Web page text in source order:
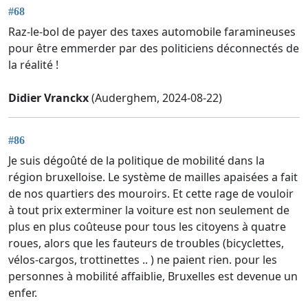
#68
Raz-le-bol de payer des taxes automobile faramineuses
pour être emmerder par des politiciens déconnectés de
la réalité !
Didier Vranckx(Auderghem, 2024-08-22)
#86
Je suis dégoûté de la politique de mobilité dans la
région bruxelloise. Le système de mailles apaisées a fait
de nos quartiers des mouroirs. Et cette rage de vouloir
à tout prix exterminer la voiture est non seulement de
plus en plus coûteuse pour tous les citoyens à quatre
roues, alors que les fauteurs de troubles (bicyclettes,
vélos-cargos, trottinettes .. ) ne paient rien. pour les
personnes à mobilité affaiblie, Bruxelles est devenue un
enfer.